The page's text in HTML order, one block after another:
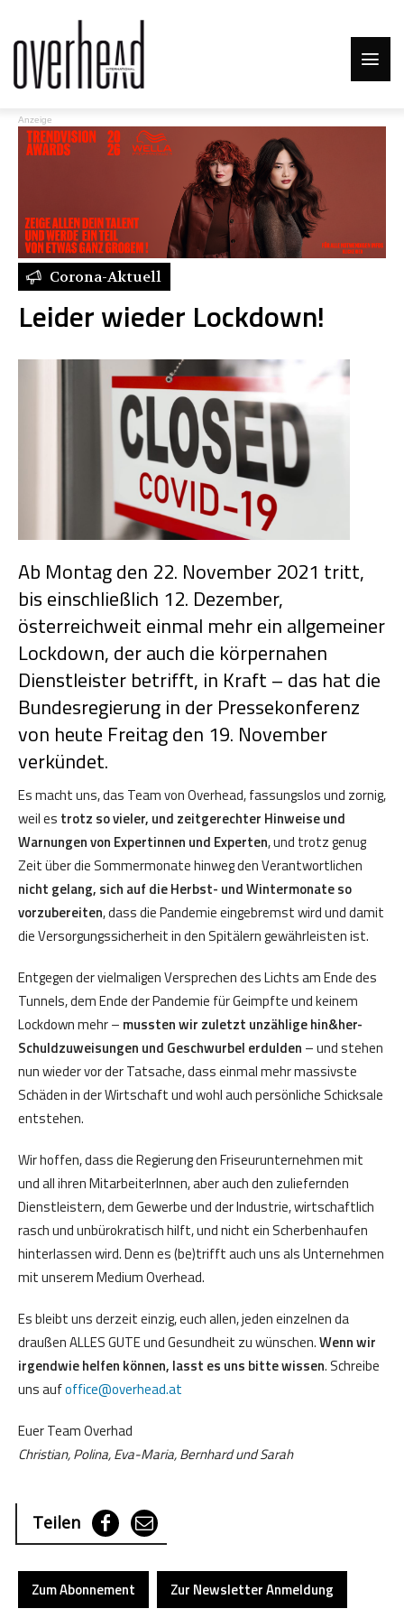
Anzeige
Corona-Aktuell
Leider wieder Lockdown!
Ab Montag den 22. November 2021 tritt,
bis einschließlich 12. Dezember,
österreichweit einmal mehr ein allgemeiner
Lockdown, der auch die körpernahen
Dienstleister betrifft, in Kraft – das hat die
Bundesregierung in der Pressekonferenz
von heute Freitag den 19. November
verkündet.
Es macht uns, das Team von Overhead, fassungslos und zornig,
weil es trotz so vieler, und zeitgerechter Hinweise und
Warnungen von Expertinnen und Experten, und trotz genug
Zeit über die Sommermonate hinweg den Verantwortlichen
nicht gelang, sich auf die Herbst- und Wintermonate so
vorzubereiten, dass die Pandemie eingebremst wird und damit
die Versorgungssicherheit in den Spitälern gewährleisten ist.
Entgegen der vielmaligen Versprechen des Lichts am Ende des
Tunnels, dem Ende der Pandemie für Geimpfte und keinem
Lockdown mehr – mussten wir zuletzt unzählige hin&her-
Schuldzuweisungen und Geschwurbel erdulden – und stehen
nun wieder vor der Tatsache, dass einmal mehr massivste
Schäden in der Wirtschaft und wohl auch persönliche Schicksale
entstehen.
Wir hoffen, dass die Regierung den Friseurunternehmen mit
und all ihren MitarbeiterInnen, aber auch den zuliefernden
Dienstleistern, dem Gewerbe und der Industrie, wirtschaftlich
rasch und unbürokratisch hilft, und nicht ein Scherbenhaufen
hinterlassen wird. Denn es (be)trifft auch uns als Unternehmen
mit unserem Medium Overhead.
Es bleibt uns derzeit einzig, euch allen, jeden einzelnen da
draußen ALLES GUTE und Gesundheit zu wünschen.Wenn wir
irgendwie helfen können, lasst es uns bitte wissen. Schreibe
uns aufoffice@overhead.at
Euer Team Overhad
Christian, Polina, Eva-Maria, Bernhard und Sarah
Teilen
Zum Abonnement Zur Newsletter Anmeldung